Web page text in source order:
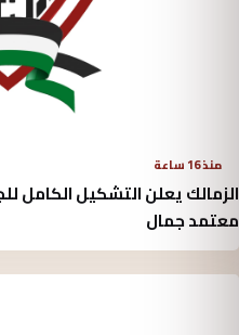
منذ 16 ساعة
الزمالك يعلن التشكيل الكامل
معتمد جمال